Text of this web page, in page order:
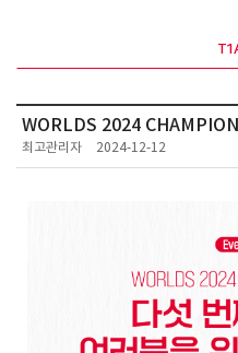
WORLDS 2024
최고관리자 2024-12-12